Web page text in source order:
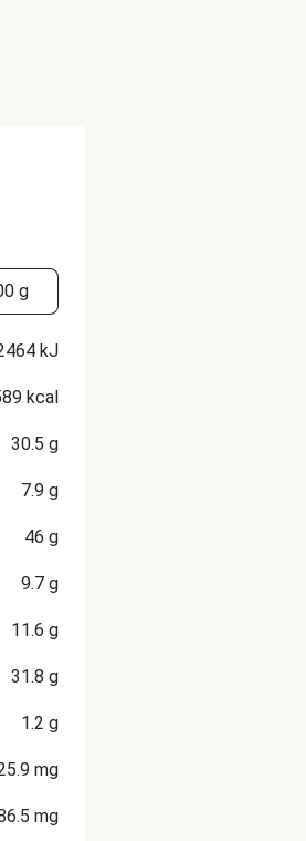
g
kJ
kcal
30.5 g
7.9 g
46 g
9.7 g
11.6 g
31.8 g
1.2 g
mg
mg